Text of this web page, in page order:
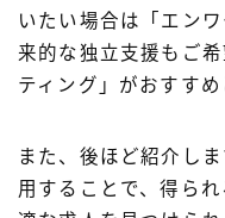
いたい場合は「エン
来的な独立支援もご
ティング」がおすすめ
また、後ほど紹介し
用することで、得ら